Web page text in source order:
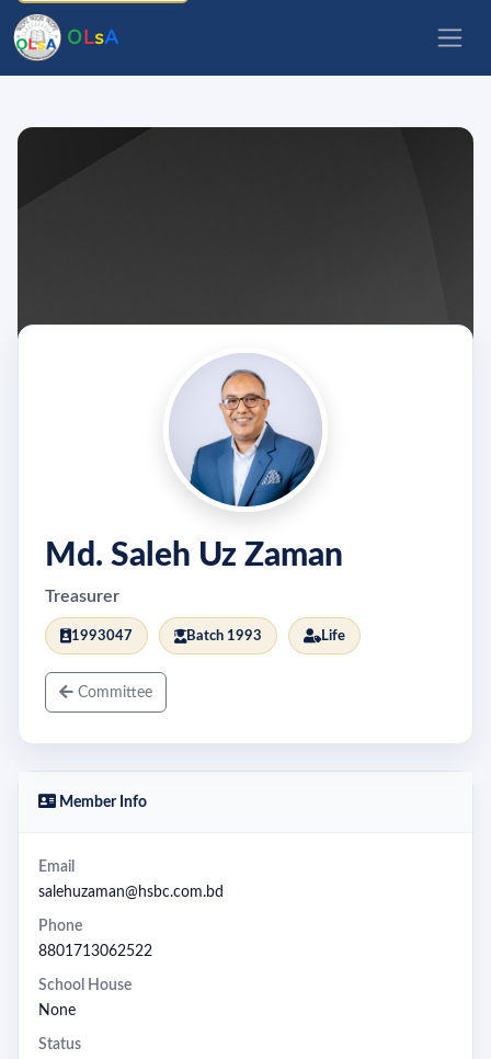
OLsA
Md. Saleh Uz Zaman
Treasurer
1993047 Batch 1993 Life
Committee
Member Info
Email
salehuzaman@hsbc.com.bd
Phone
8801713062522
School House
None
Status